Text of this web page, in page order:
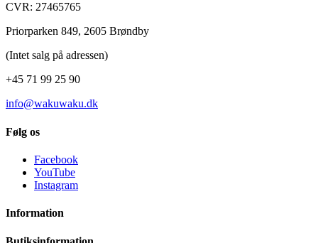
CVR: 27465765
Priorparken 849, 2605 Brøndby
(Intet salg på adressen)
+45 71 99 25 90
info@wakuwaku.dk
Følg os
Facebook
YouTube
Instagram
Information